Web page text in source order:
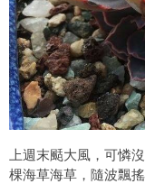
上週末颳大風，可憐
棵海草海草，隨波飄